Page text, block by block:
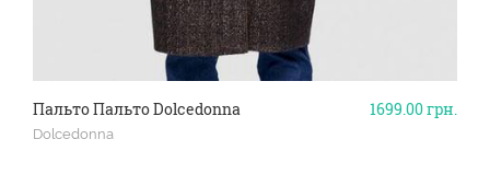
1699.00грн.
Пальто Пальто Dolcedonna
Dolcedonna